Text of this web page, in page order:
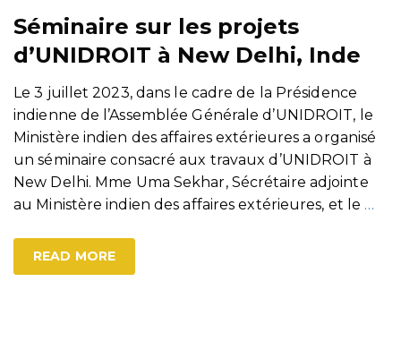
Séminaire sur les projets
d’UNIDROIT à New Delhi, Inde
Le 3 juillet 2023, dans le cadre de la Présidence
indienne de l’Assemblée Générale d’UNIDROIT, le
Ministère indien des affaires extérieures a organisé
un séminaire consacré aux travaux d’UNIDROIT à
New Delhi. Mme Uma Sekhar, Sécrétaire adjointe
au Ministère indien des affaires extérieures, et le …
READ MORE